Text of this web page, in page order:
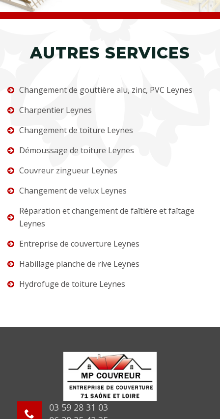
AUTRES SERVICES
Changement de gouttière alu, zinc, PVC Leynes
Charpentier Leynes
Changement de toiture Leynes
Démoussage de toiture Leynes
Couvreur zingueur Leynes
Changement de velux Leynes
Réparation et changement de faîtière et faîtage
Leynes
Entreprise de couverture Leynes
Habillage planche de rive Leynes
Hydrofuge de toiture Leynes
03 59 28 31 03